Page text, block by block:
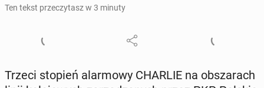
Ten tekst przeczytasz w 3 minuty
Trzeci stopień alar­mo­wy CHARLIE na ob­sza­rach